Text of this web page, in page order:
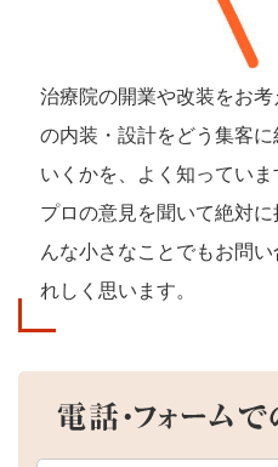
治療院の開業や改装をお
の内装・設計をどう集客
いくかを、よく知っていま
プロの意見を聞いて絶対に
んな小さなことでもお問
れしく思います。